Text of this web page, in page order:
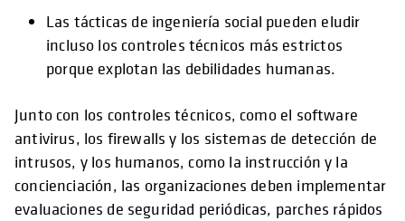
Las tácticas de ingeniería social pueden eludir
incluso los controles técnicos más estrictos
porque explotan las debilidades humanas.
Junto con los controles técnicos, como el software
antivirus, los firewalls y los sistemas de detección de
intrusos, y los humanos, como la instrucción y la
concienciación, las organizaciones deben implementar
evaluaciones de seguridad periódicas, parches rápidos